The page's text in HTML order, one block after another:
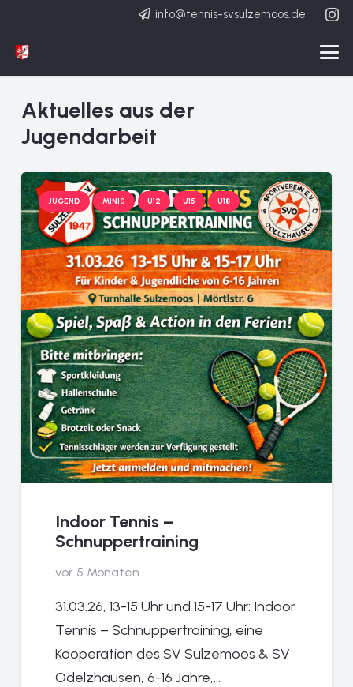
info@tennis-svsulzemoos.de
Aktuelles aus der
Jugendarbeit
JUGEND MINIS U12 U15 U18
Indoor Tennis –
Schnuppertraining
vor 5 Monaten
31.03.26, 13-15 Uhr und 15-17 Uhr: Indoor
Tennis – Schnuppertraining, eine
Kooperation des SV Sulzemoos & SV
Odelzhausen, 6-16 Jahre,…